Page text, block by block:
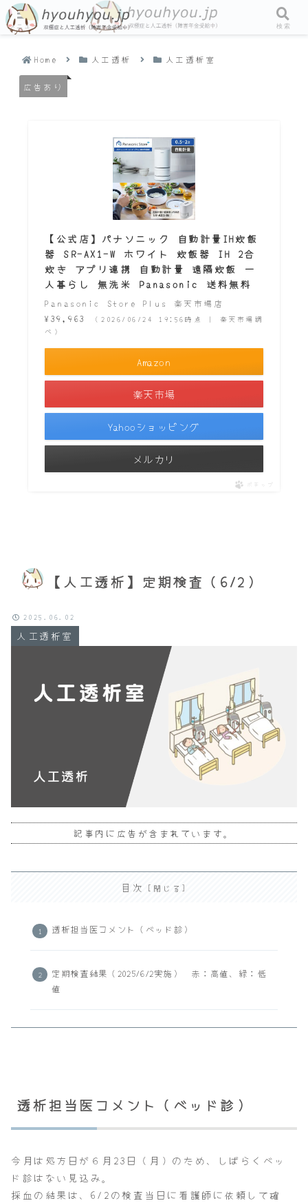
Home 人工透析 人工透析室
広告あり
【人工透析】定期検査（6/2）
人工透析室
2025.06.02
記事内に広告が含まれています。
【公式店】パナソニック 自動計量IH炊飯
器 SR-AX1-W ホワイト 炊飯器 IH 2合
炊き アプリ連携 自動計量 遠隔炊飯 一
人暮らし 無洗米 Panasonic 送料無料
Panasonic Store Plus 楽天市場店
¥39,963
（2026/06/24 19:56時点 | 楽天市場調
べ）
Amazon
楽天市場
Yahooショッピング
メルカリ
ポチップ
目次
透析担当医コメント（ベッド診）
定期検査結果（2025/6/2実施） 赤：高値、緑：低
値
透析担当医コメント（ベッド診）
今月は処方日が６月23日（月）のため、しばらくベッ
ド診はない見込み。
採血の結果は、6/2の検査当日に看護師に依頼して確
メニュー 検索